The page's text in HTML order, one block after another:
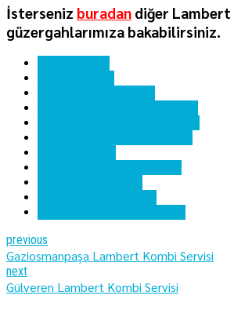
İsterseniz buradan diğer
güzergahlarımıza bakabilirsiniz.
previous
Gaziosmanpaşa Lambert Kombi Servisi
next
Gülveren Lambert Kombi Servisi